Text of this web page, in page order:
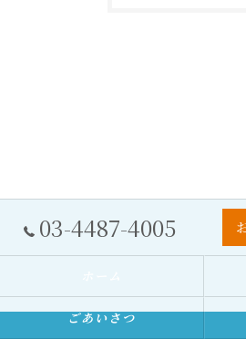
03-4487-4005
ごあいさつ